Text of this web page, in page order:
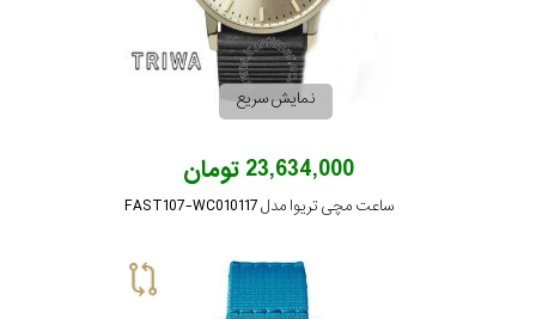
نمایش سریع
23,634,000 تومان
ساعت مچی تریوا مدل FAST107-WC010117